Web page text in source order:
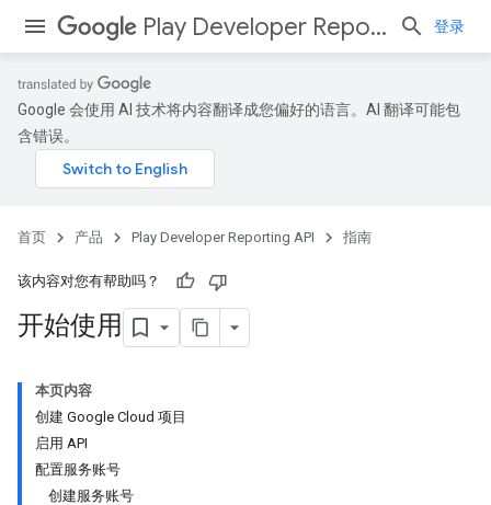
Play Developer Reporting API 登录
Google 会使用 AI 技术将内容翻译成您偏好的语言。AI 翻译可能包
含错误。
首页 产品 Play Developer Reporting API 指南
该内容对您有帮助吗？
开始使用
本页内容
创建 Google Cloud 项目
启用 API
配置服务账号
创建服务账号